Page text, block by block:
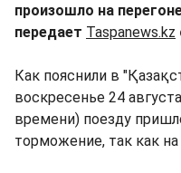
произошло на
передает Taspanews.kz
Как пояснили в
воскресенье 24
времени) поезду
торможение, так как на